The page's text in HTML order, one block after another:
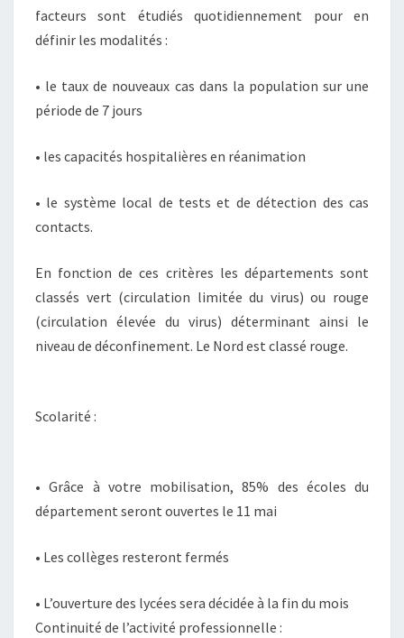
facteurs sont étudiés quotidiennement pour en
définir les modalités :
• le taux de nouveaux cas dans la population sur une
période de 7 jours
• les capacités hospitalières en réanimation
• le système local de tests et de détection des cas
contacts.
En fonction de ces critères les départements sont
classés vert (circulation limitée du virus) ou rouge
(circulation élevée du virus) déterminant ainsi le
niveau de déconfinement. Le Nord est classé rouge.
Scolarité :
• Grâce à votre mobilisation, 85% des écoles du
département seront ouvertes le 11 mai
• Les collèges resteront fermés
• L’ouverture des lycées sera décidée à la fin du mois
Continuité de l’activité professionnelle :